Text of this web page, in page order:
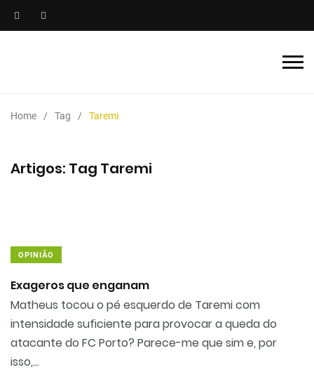
Home Tag Taremi
Artigos: Tag Taremi
OPINIÃO
Exageros que enganam
Matheus tocou o pé esquerdo de Taremi com
intensidade suficiente para provocar a queda do
atacante do FC Porto? Parece-me que sim e, por
isso,...